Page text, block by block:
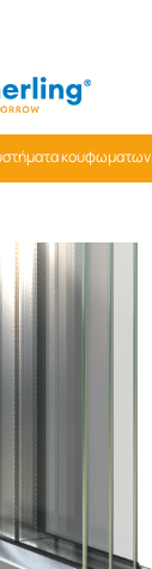
κουφωματων